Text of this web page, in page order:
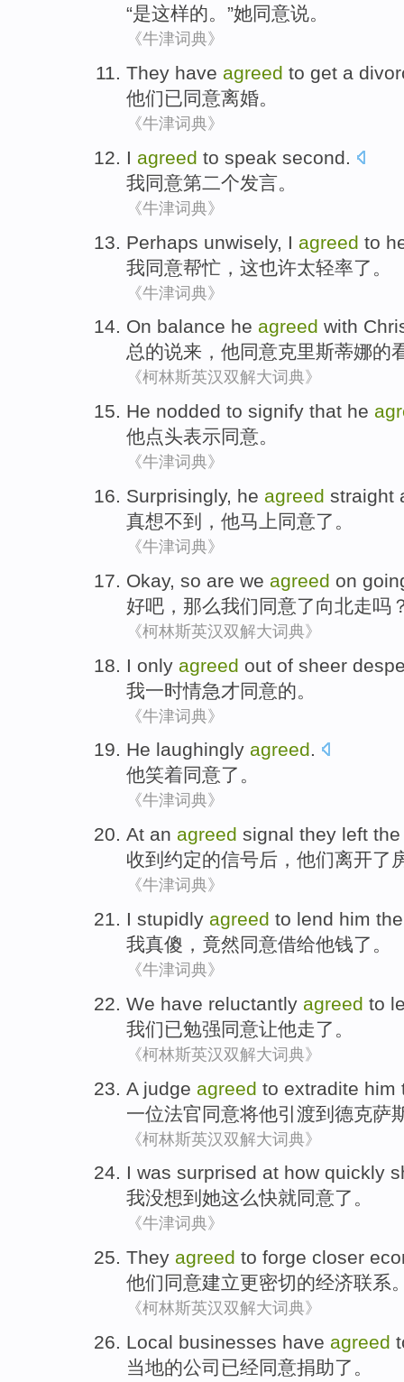
“是这样的。”她同意说。
《牛津词典》
They have agreed to get a
他们已同意离婚。
《牛津词典》
I agreed to speak second.
我同意第二个发言。
《牛津词典》
Perhaps unwisely, I agreed to
我同意帮忙 ， 这也许太轻率了 。
《牛津词典》
On balance he agreed with
总的说来， 他同意克里斯蒂娜的
《柯林斯英汉双解大词典》
He nodded to signify that he
他点头表示同意。
《牛津词典》
Surprisingly, he agreed straight
真想不到
， 他马上 同意了。
《牛津词典》
Okay, so are we agreed on
好吧 ， 那么我们 同意了向北走吗
《柯林斯英汉双解大词典》
I only agreed out of sheer
我一时情急才同意的 。
《牛津词典》
He laughingly agreed.
他笑着同意了 。
《牛津词典》
At an agreed signal they left
收到 约定的信号后， 他们离开了
《牛津词典》
I stupidly agreed to lend him the
我真傻 ，竟然同意借给他钱了 。
《牛津词典》
We have reluctantly agreed to
我们已勉强同意让他走了 。
《柯林斯英汉双解大词典》
A judge agreed to extradite him
一位法官同意将他引渡到德克萨
《柯林斯英汉双解大词典》
I was surprised at how quickly
我没想到 她这么快就同意了 。
《牛津词典》
They agreed to forge closer
他们 同意建立更密切的经济联系
《柯林斯英汉双解大词典》
Local businesses have agreed
当地的公司 已经同意捐助了 。